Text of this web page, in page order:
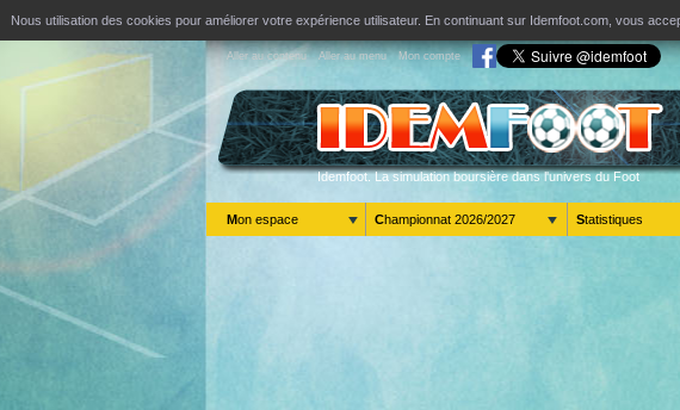
Nous utilisation des cookies pour améliorer votre expérience utilisateur. En continuant sur Idemfoot.com, vous
Aller au contenu Aller au menu Mon compte
Idemfoot. La simulation boursière dans l'univers du Foot
Mon espace Championnat 2026/2027 Statistiques